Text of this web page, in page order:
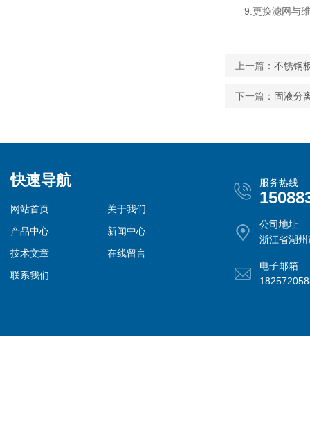
9.更换滤网与维
上一篇： 不锈钢
下一篇： 固液分
快速导航
网站首页
关于我们
产品中心
新闻中心
技术文章
在线留言
联系我们
服务热线
公司地址
浙江省湖
电子邮箱